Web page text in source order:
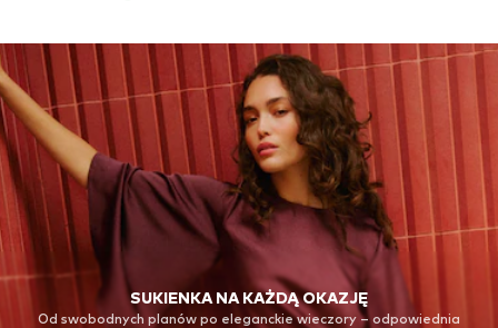
SUKIENKA NA KAŻDĄ OKAZJĘ
Od swobodnych planów po eleganckie wieczory – odpowiednia